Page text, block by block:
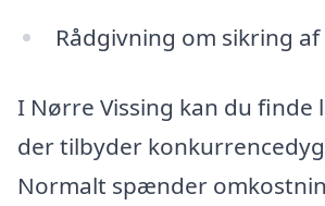
Rådgivning om sikring
I Nørre Vissing kan du finde
der tilbyder
Normalt spænder